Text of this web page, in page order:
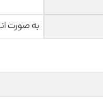
به صورت